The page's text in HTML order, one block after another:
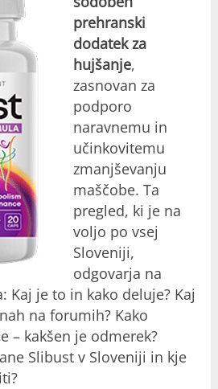
prehranski
dodatek za
hujšanje,
zasnovan za
podporo
naravnemu in
učinkovitemu
zmanjševanju
maščobe. Ta
pregled, ki je na
voljo po vsej
Sloveniji,
odgovarja na
Kaj je to in kako deluje? Kaj
na forumih? Kako
– kakšen je odmerek?
Slibust v Sloveniji in kje